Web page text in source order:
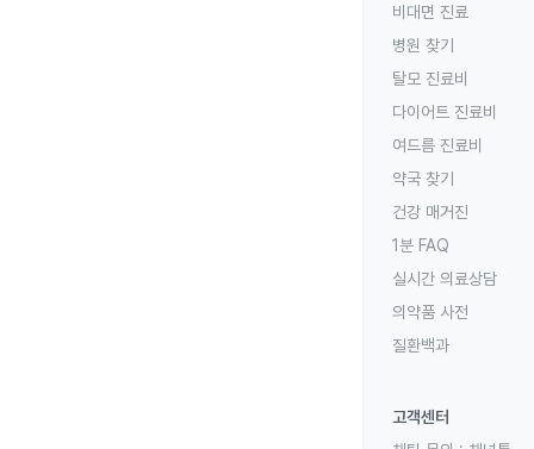
비대면 진료
병원 찾기
탈모 진료비
다이어트 진료비
여드름 진료비
약국 찾기
건강 매거진
1분 FAQ
실시간 의료상담
의약품 사전
질환백과
고객센터